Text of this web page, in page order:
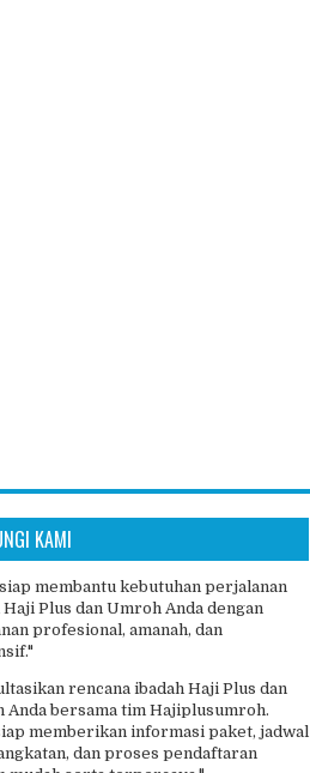
rencana ibadah Haji Plus dan
Anda bersama tim Hajiplusumroh.
dan proses pendaftaran
mudah serta terpercaya."
Resmi & Terpercaya | Haji Plus Umroh
Theme byNewBloggerThemes.com